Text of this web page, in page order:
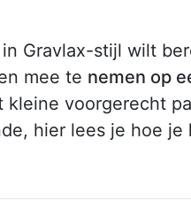
in Gravlax-stijl wilt
mee te nemen op
kleine voorgerecht
hier lees je hoe je